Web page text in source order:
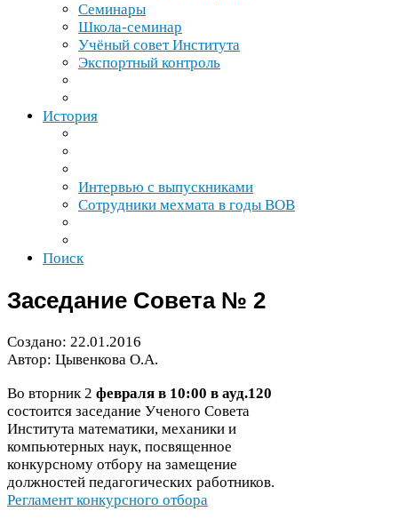
Семинары
Школа-​семинар
Учёный совет Института
Экспортный контроль
История
Интервью с выпускниками
Сотрудники мехмата в годы ВОВ
Поиск
Заседание Совета № 2
Создано: 22.01.2016
Автор: Цывенкова О.А.
Во вторник2 февраля в 10:00 в ауд.120
состоится заседание Ученого Совета
Института математики, механики и
компьютерных наук, посвященное
конкурсному отбору на замещение
должностей педагогических работников.
Регламент конкурсного отбора